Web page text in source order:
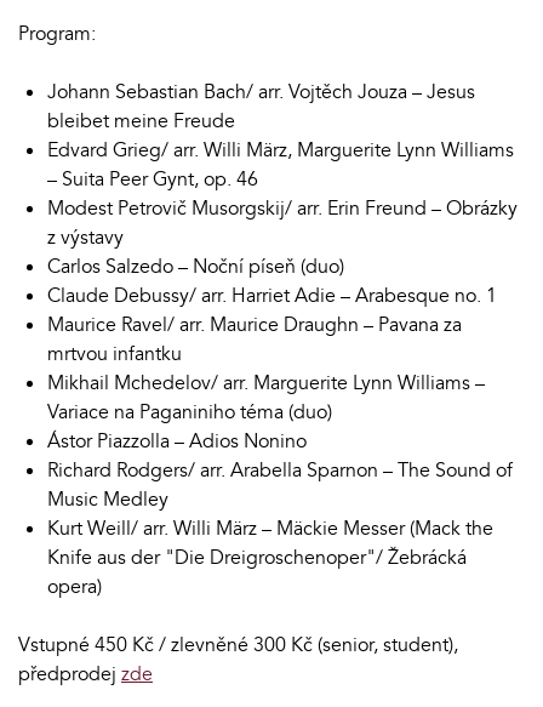
Program:
Johann Sebastian Bach/ arr. Vojtěch Jouza – Jesus
bleibet meine Freude
Edvard Grieg/ arr. Willi März, Marguerite Lynn Williams
– Suita Peer Gynt, op. 46
Modest Petrovič Musorgskij/ arr. Erin Freund – Obrázky
z výstavy
Carlos Salzedo – Noční píseň (duo)
Claude Debussy/ arr. Harriet Adie – Arabesque no. 1
Maurice Ravel/ arr. Maurice Draughn – Pavana za
mrtvou infantku
Mikhail Mchedelov/ arr. Marguerite Lynn Williams –
Variace na Paganiniho téma (duo)
Ástor Piazzolla – Adios Nonino
Richard Rodgers/ arr. Arabella Sparnon – The Sound of
Music Medley
Kurt Weill/ arr. Willi März – Mäckie Messer (Mack the
Knife aus der "Die Dreigroschenoper"/ Žebrácká
opera)
Vstupné 450 Kč / zlevněné 300 Kč (senior, student),
předprodej zde